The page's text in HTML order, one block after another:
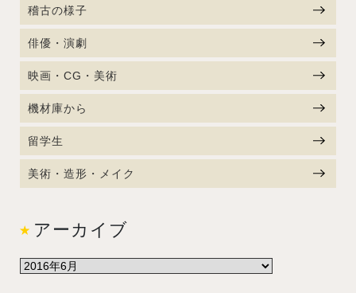
稽古の様子
俳優・演劇
映画・CG・美術
機材庫から
留学生
美術・造形・メイク
アーカイブ